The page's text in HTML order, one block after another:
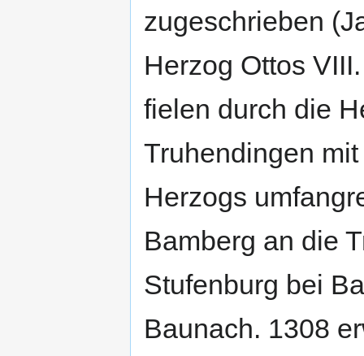
zugeschrieben
Herzog Ottos
fielen durch die
Truhendingen
Herzogs
Bamberg an die
Stufenburg bei
Baunach. 1308